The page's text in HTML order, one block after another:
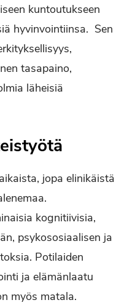
kuntoutukseen
hyvinvointiinsa. Sen
tasapaino,
läheisiä
jopa elinikäistä
kognitiivisia,
psykososiaalisen ja
Potilaiden
ja elämänlaatu
myös matala.